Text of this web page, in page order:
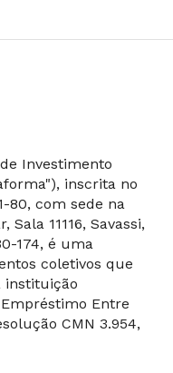
Investimento
inscrita no
80, com sede na
Sala 11116, Savassi,
174, é uma
coletivos que
instituição
Entre
CMN 3.954,